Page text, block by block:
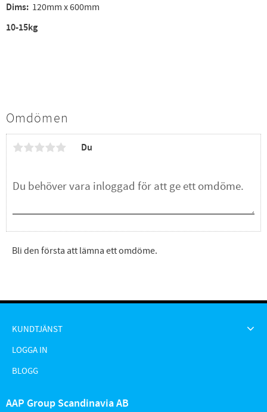
Dims: 120mm x 600mm
10-15kg
Omdömen
Du
Bli den första att lämna ett omdöme.
KUNDTJÄNST
LOGGA IN
BLOGG
AAP Group Scandinavia AB